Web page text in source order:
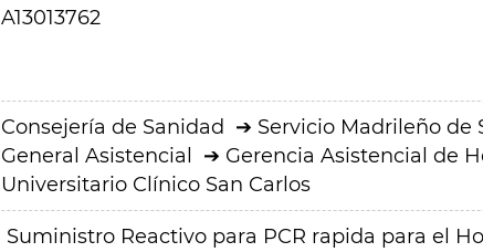
A13013762
Consejería de Sanidad Servicio Madrileño de
General Asistencial
Gerencia Asistencial de
Universitario Clínico San Carlos
Suministro Reactivo para PCR rapida para el